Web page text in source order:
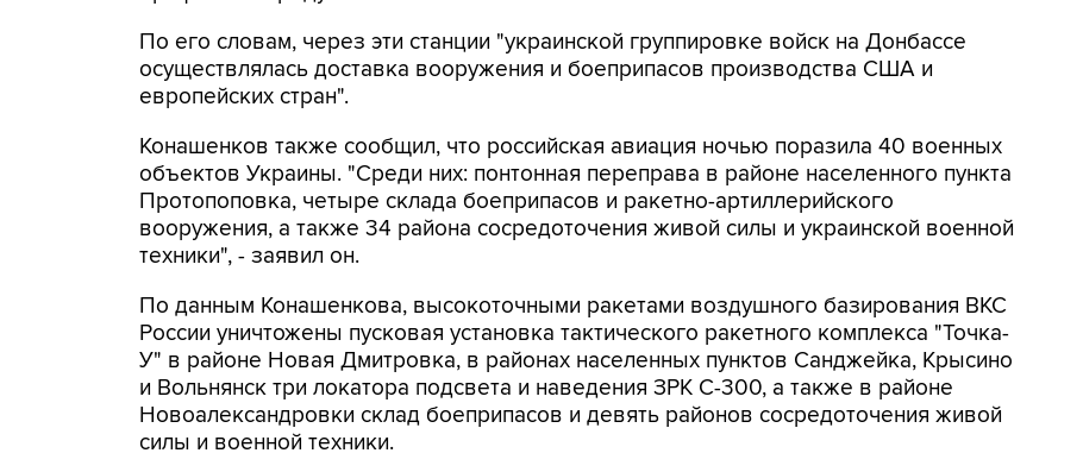
По его словам, через эти станции "украинской группировке войск на Донбассе
осуществлялась доставка вооружения и боеприпасов производства США и
европейских стран".
Конашенков также сообщил, что российская авиация ночью поразила 40 военных
объектов Украины. "Среди них: понтонная переправа в районе населенного пункта
Протопоповка, четыре склада боеприпасов и ракетно-артиллерийского
вооружения, а также 34 района сосредоточения живой силы и украинской военной
техники", - заявил он.
По данным Конашенкова, высокоточными ракетами воздушного базирования ВКС
России уничтожены пусковая установка тактического ракетного комплекса "Точка-
У" в районе Новая Дмитровка, в районах населенных пунктов Санджейка, Крысино
и Вольнянск три локатора подсвета и наведения ЗРК С-300, а также в районе
Новоалександровки склад боеприпасов и девять районов сосредоточения живой
силы и военной техники.